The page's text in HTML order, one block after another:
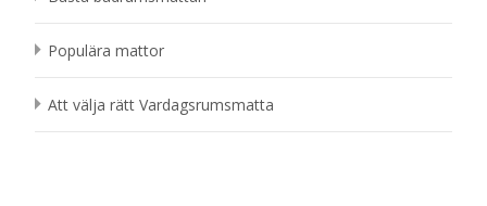
Populära mattor
Att välja rätt Vardagsrumsmatta